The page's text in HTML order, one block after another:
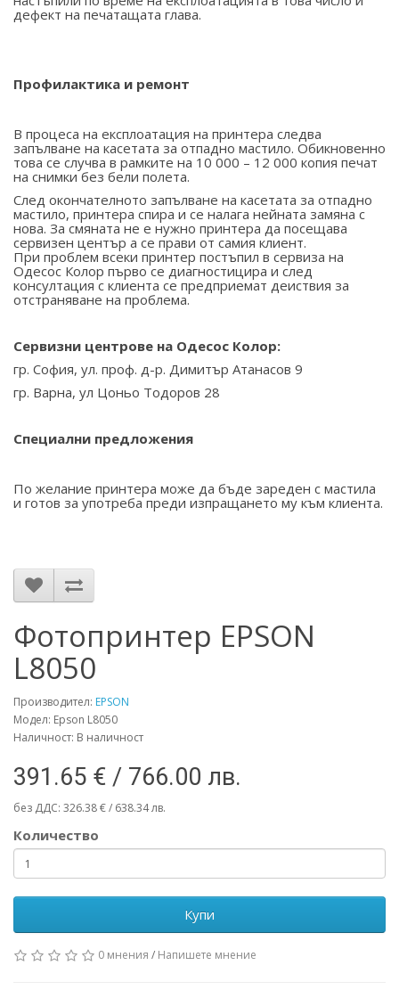
дефект на печатащата глава.
Профилактика и ремонт
В процеса на експлоатация на принтера следва
запълване на касетата за отпадно мастило. Обикновенно
това се случва в рамките на 10 000 – 12 000 копия печат
на снимки без бели полета.
След окончателното запълване на касетата за отпадно
мастило, принтера спира и се налага нейната замяна с
нова. За смяната не е нужно принтера да посещава
сервизен център а се прави от самия клиент.
При проблем всеки принтер постъпил в сервиза на
Одесос Колор първо се диагностицира и след
консултация с клиента се предприемат деиствия за
отстраняване на проблема.
Сервизни центрове на Одесос Колор:
гр. София, ул. проф. д-р. Димитър Атанасов 9
гр. Варна, ул Цоньо Тодоров 28
Специални предложения
По желание принтера може да бъде зареден с мастила
и готов за употреба преди изпращането му към клиента.
Фотопринтер EPSON
L8050
Производител: EPSON
Модел: Epson L8050
Наличност: В наличност
391.65 € / 766.00 лв.
без ДДС: 326.38 € / 638.34 лв.
Количество
Купи
0 мнения / Напишете мнение